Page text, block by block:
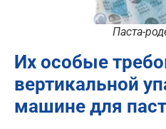
Паста-
Их особые
вертикальной
машине для